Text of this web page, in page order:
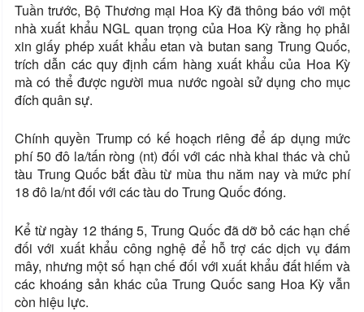
Tuần trước, Bộ Thương mại Hoa Kỳ đã thông báo với một
nhà xuất khẩu NGL quan trọng của Hoa Kỳ rằng họ phải
xin giấy phép xuất khẩu etan và butan sang Trung Quốc,
trích dẫn các quy định cấm hàng xuất khẩu của Hoa Kỳ
mà có thể được người mua nước ngoài sử dụng cho mục
đích quân sự.
Chính quyền Trump có kế hoạch riêng để áp dụng mức
phí 50 đô la/tấn ròng (nt) đối với các nhà khai thác và chủ
tàu Trung Quốc bắt đầu từ mùa thu năm nay và mức phí
18 đô la/nt đối với các tàu do Trung Quốc đóng.
Kể từ ngày 12 tháng 5, Trung Quốc đã dỡ bỏ các hạn chế
đối với xuất khẩu công nghệ để hỗ trợ các dịch vụ đám
mây, nhưng một số hạn chế đối với xuất khẩu đất hiếm và
các khoáng sản khác của Trung Quốc sang Hoa Kỳ vẫn
còn hiệu lực.